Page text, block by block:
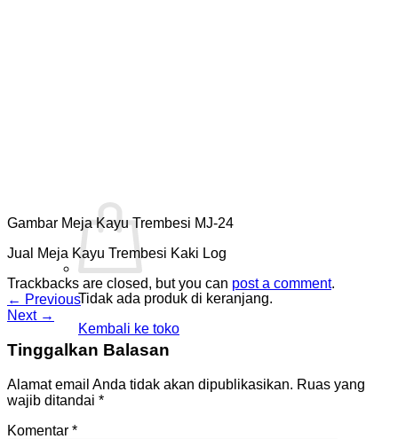
Tidak ada produk di keranjang.
Kembali ke toko
Gambar Meja Kayu Trembesi MJ-24
Jual Meja Kayu Trembesi Kaki Log
Trackbacks are closed, but you can post a comment.
← Previous
Next →
Tinggalkan Balasan
Alamat email Anda tidak akan dipublikasikan. Ruas yang
wajib ditandai *
Komentar *